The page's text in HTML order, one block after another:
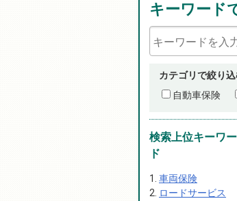
キーワード
カテゴリで絞り
自動車保険
検索上位キーワー
ド
車両保険
ロードサービス